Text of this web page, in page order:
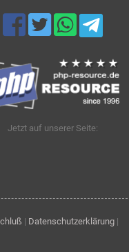
Jetzt auf unserer Seite:
| Datenschutzerklärung |